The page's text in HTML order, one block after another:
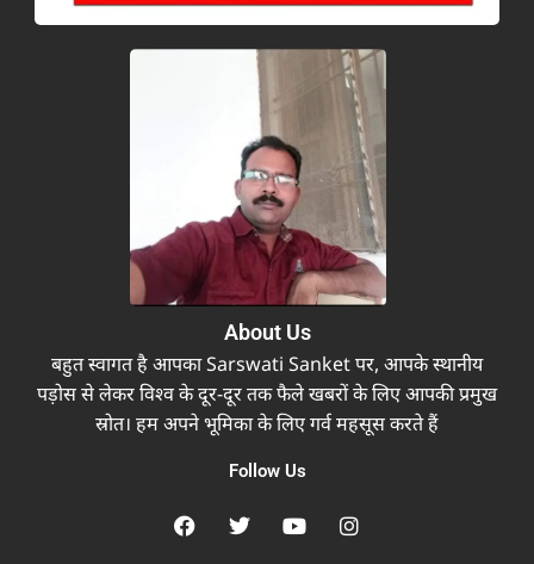
About Us
बहुत स्वागत है आपका Sarswati Sanket पर, आपके स्थानीय
पड़ोस से लेकर विश्व के दूर-दूर तक फैले खबरों के लिए आपकी प्रमुख
स्रोत। हम अपने भूमिका के लिए गर्व महसूस करते हैं
Follow Us